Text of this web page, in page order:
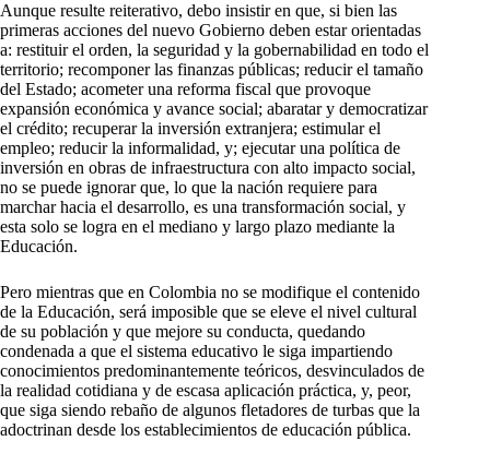
Aunque resulte reiterativo, debo insistir en que, si bien las
primeras acciones del nuevo Gobierno deben estar orientadas
a: restituir el orden, la seguridad y la gobernabilidad en todo el
territorio; recomponer las finanzas públicas; reducir el tamaño
del Estado; acometer una reforma fiscal que provoque
expansión económica y avance social; abaratar y democratizar
el crédito; recuperar la inversión extranjera; estimular el
empleo; reducir la informalidad, y; ejecutar una política de
inversión en obras de infraestructura con alto impacto social,
no se puede ignorar que, lo que la nación requiere para
marchar hacia el desarrollo, es una transformación social, y
esta solo se logra en el mediano y largo plazo mediante la
Educación.
Pero mientras que en Colombia no se modifique el contenido
de la Educación, será imposible que se eleve el nivel cultural
de su población y que mejore su conducta, quedando
condenada a que el sistema educativo le siga impartiendo
conocimientos predominantemente teóricos, desvinculados de
la realidad cotidiana y de escasa aplicación práctica, y, peor,
que siga siendo rebaño de algunos fletadores de turbas que la
adoctrinan desde los establecimientos de educación pública.